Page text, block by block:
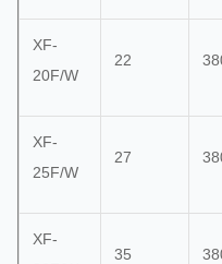
XF-
20F/W
22
XF-
25F/W
27
XF-
35